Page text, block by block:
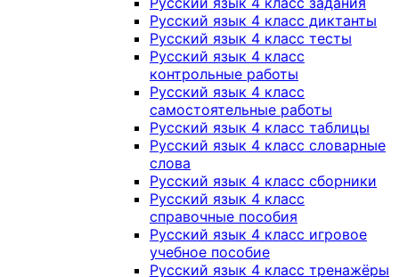
Русский язык 4 класс диктанты
Русский язык 4 класс тесты
Русский язык 4 класс
контрольные работы
Русский язык 4 класс
самостоятельные работы
Русский язык 4 класс таблицы
Русский язык 4 класс словарные
слова
Русский язык 4 класс сборники
Русский язык 4 класс
справочные пособия
Русский язык 4 класс игровое
учебное пособие
Русский язык 4 класс тренажёры